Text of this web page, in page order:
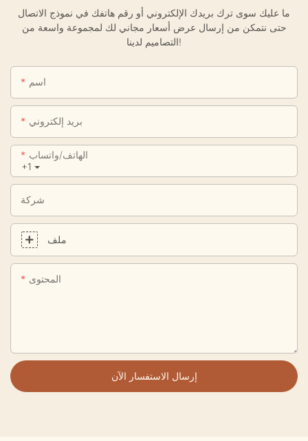
ما عليك سوى ترك بريدك الإلكتروني أو رقم هاتفك في نموذج الاتصال
حتى نتمكن من إرسال عرض أسعار مجاني لك لمجموعة واسعة من
التصاميم لدينا!
اسم
بريد إلكتروني
+1
الهاتف/واتساب
شركة
ملف
المحتوى
إرسال الاستفسار الآن